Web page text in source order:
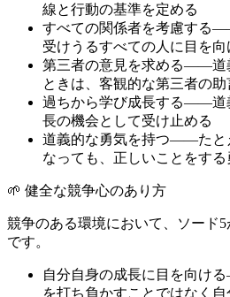
線と行動の基準を定める
すべての関係者を考慮する
受けうるすべての人に目を向
第三者の意見を求める——道
ときは、客観的な第三者の助
過ちから学び成長する——道
長の機会として受け止める
道義的な勇気を持つ——たと
なっても、正しいことをする
🌱 健全な競争心のあり方
競争のある環境において、ソード
です。
自分自身の成長に目を向け
を打ち負かすことではなく自